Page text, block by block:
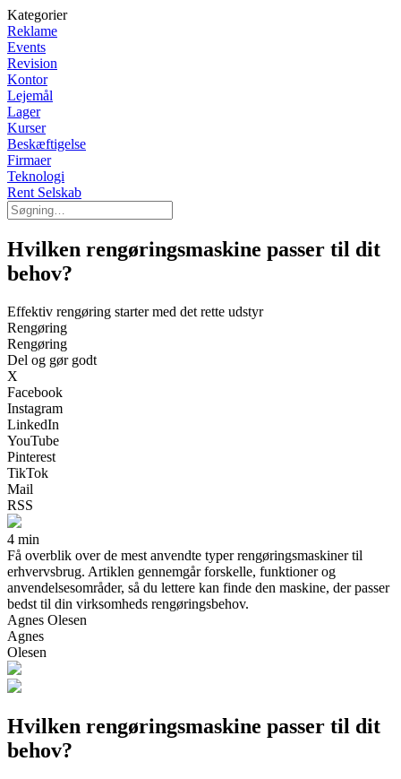
Kategorier
Reklame
Events
Revision
Kontor
Lejemål
Lager
Kurser
Beskæftigelse
Firmaer
Teknologi
Rent Selskab
Hvilken rengøringsmaskine passer til dit
behov?
Effektiv rengøring starter med det rette udstyr
Rengøring
Rengøring
Del og gør godt
X
Facebook
Instagram
LinkedIn
YouTube
Pinterest
TikTok
Mail
RSS
4 min
Få overblik over de mest anvendte typer rengøringsmaskiner til
erhvervsbrug. Artiklen gennemgår forskelle, funktioner og
anvendelsesområder, så du lettere kan finde den maskine, der passer
bedst til din virksomheds rengøringsbehov.
Agnes Olesen
Agnes
Olesen
Hvilken rengøringsmaskine passer til dit
behov?